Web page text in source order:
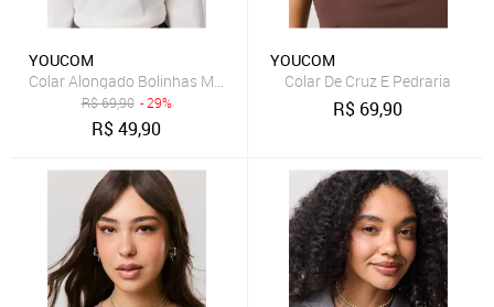
YOUCOM
Colar Alongado Bolinhas Martelado
R$69,90 - 29%
R$49,90
YOUCOM
Colar De Cruz E Pedraria
R$ 69,90